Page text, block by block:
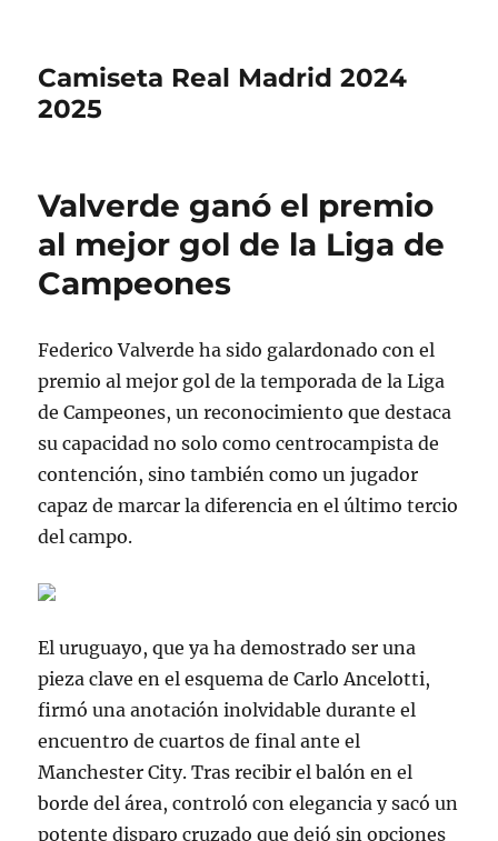
Camiseta Real Madrid 2024
2025
Valverde ganó el premio
al mejor gol de la Liga de
Campeones
Federico Valverde ha sido galardonado con el
premio al mejor gol de la temporada de la Liga
de Campeones, un reconocimiento que destaca
su capacidad no solo como centrocampista de
contención, sino también como un jugador
capaz de marcar la diferencia en el último tercio
del campo.
El uruguayo, que ya ha demostrado ser una
pieza clave en el esquema de Carlo Ancelotti,
firmó una anotación inolvidable durante el
encuentro de cuartos de final ante el
Manchester City. Tras recibir el balón en el
borde del área, controló con elegancia y sacó un
potente disparo cruzado que dejó sin opciones